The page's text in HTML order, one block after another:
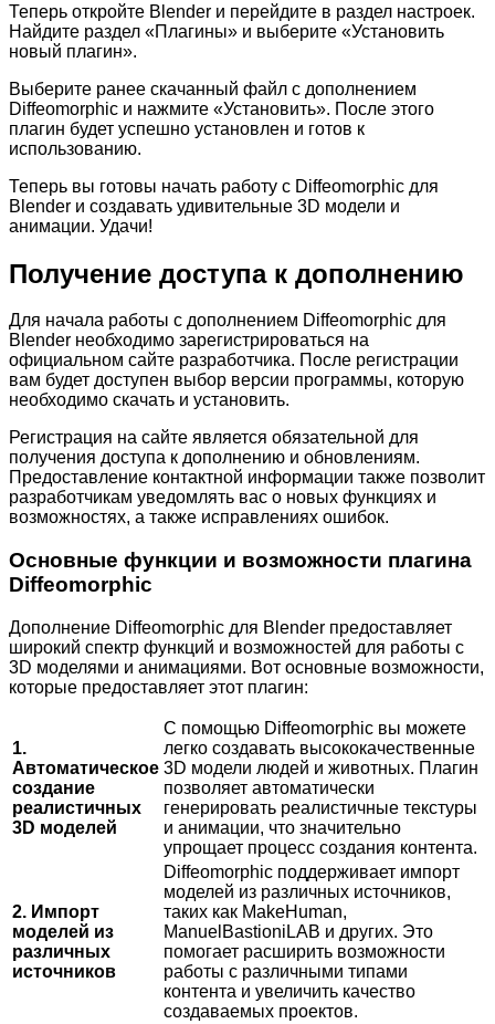
Теперь откройте Blender и перейдите в раздел настроек.
Найдите раздел «Плагины» и выберите «Установить
новый плагин».
Выберите ранее скачанный файл с дополнением
Diffeomorphic и нажмите «Установить». После этого
плагин будет успешно установлен и готов к
использованию.
Теперь вы готовы начать работу с Diffeomorphic для
Blender и создавать удивительные 3D модели и
анимации. Удачи!
Получение доступа к дополнению
Для начала работы с дополнением Diffeomorphic для
Blender необходимо зарегистрироваться на
официальном сайте разработчика. После регистрации
вам будет доступен выбор версии программы, которую
необходимо скачать и установить.
Регистрация на сайте является обязательной для
получения доступа к дополнению и обновлениям.
Предоставление контактной информации также позволит
разработчикам уведомлять вас о новых функциях и
возможностях, а также исправлениях ошибок.
Основные функции и возможности плагина
Diffeomorphic
Дополнение Diffeomorphic для Blender предоставляет
широкий спектр функций и возможностей для работы с
3D моделями и анимациями. Вот основные возможности,
которые предоставляет этот плагин:
1.
Автоматическое
создание
реалистичных
3D моделей
С помощью Diffeomorphic вы можете
легко создавать высококачественные
3D модели людей и животных. Плагин
позволяет автоматически
генерировать реалистичные текстуры
и анимации, что значительно
упрощает процесс создания контента.
2. Импорт
моделей из
различных
источников
Diffeomorphic поддерживает импорт
моделей из различных источников,
таких как MakeHuman,
ManuelBastioniLAB и других. Это
помогает расширить возможности
работы с различными типами
контента и увеличить качество
создаваемых проектов.